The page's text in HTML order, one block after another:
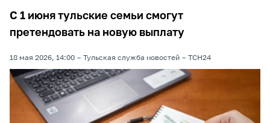
С 1 июня тульские семьи смогут
претендовать на новую выплату
18 мая 2026, 14:00 Тульская служба новостей ТСН24